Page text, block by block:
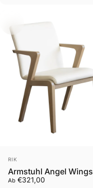
Anbieter:
RIK
Armstuhl Angel Wings
Ab €321,00